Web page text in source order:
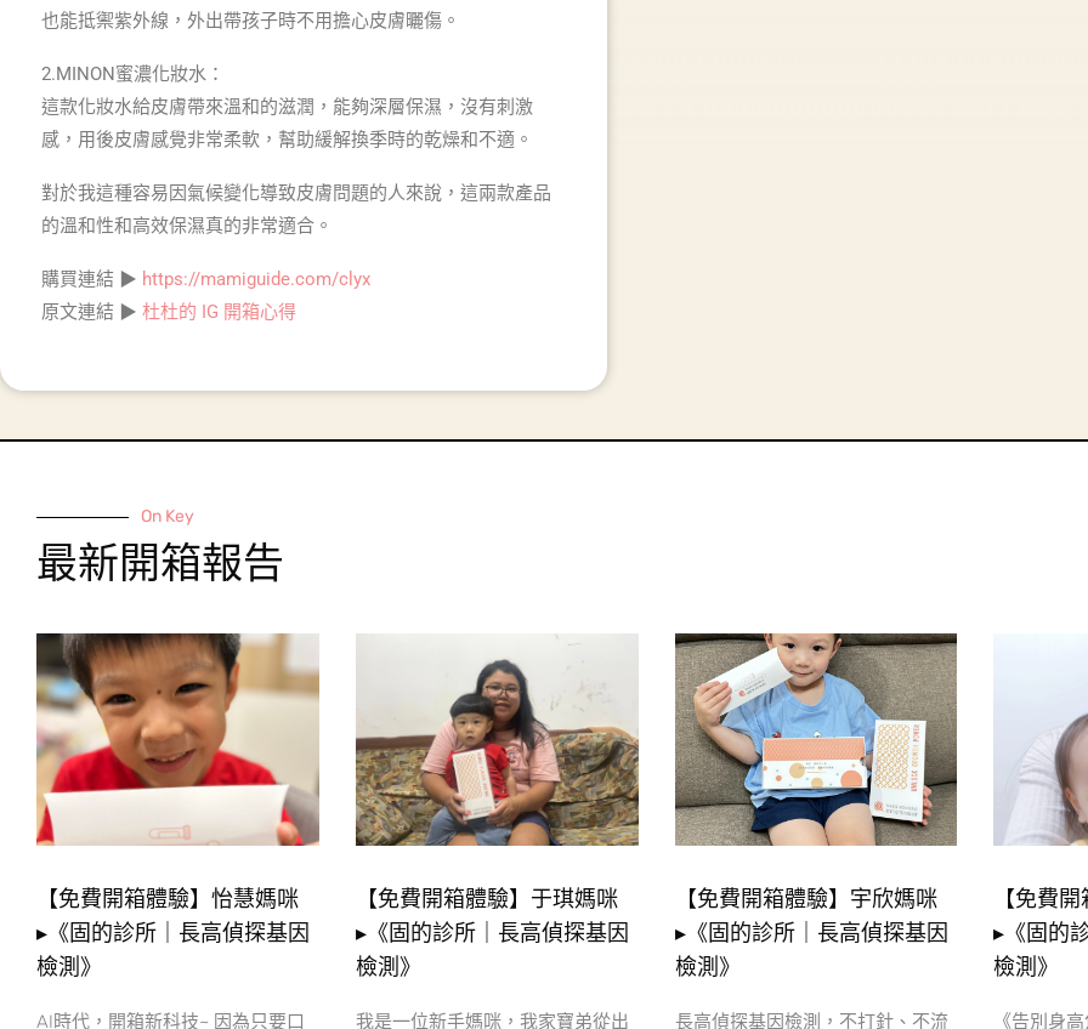
也能抵禦紫外線，外出帶孩子時不用擔心皮膚曬傷。
2.MINON蜜濃化妝水：
這款化妝水給皮膚帶來溫和的滋潤，能夠深層保濕，沒有刺激
感，用後皮膚感覺非常柔軟，幫助緩解換季時的乾燥和不適。
對於我這種容易因氣候變化導致皮膚問題的人來說，這兩款產品
的溫和性和高效保濕真的非常適合。
購買連結 ▶ https://mamiguide.com/clyx
原文連結 ▶ 杜杜的 IG 開箱心得
On Key
最新開箱報告
【免費開箱體驗】怡慧媽咪
▸《固的診所｜長高偵探基因
檢測》
AI時代，開箱新科技~ 因為只要口
【免費開箱體驗】于琪媽咪
▸《固的診所｜長高偵探基因
檢測》
我是一位新手媽咪，我家寶弟從出
【免費開箱體驗】宇欣媽咪
▸《固的診所｜長高偵探基因
檢測》
長高偵探基因檢測，不打針、不流
【免費
▸《固的
檢測》
《告別身